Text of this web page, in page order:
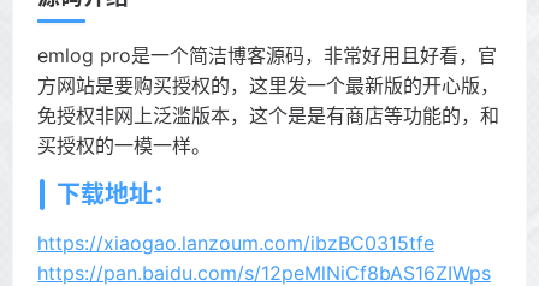
emlog pro是一个简洁博客源码，非常好用且好看，官
方网站是要购买授权的，这里发一个最新版的开心版，
免授权非网上泛滥版本，这个是是有商店等功能的，和
买授权的一模一样。
下载地址：
https://xiaogao.lanzoum.com/ibzBC0315tfe
https://pan.baidu.com/s/12peMlNiCf8bAS16ZIWps